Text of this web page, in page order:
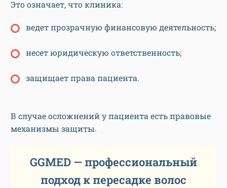
Это означает, что клиника:
ведет прозрачную финансовую деятельность;
несет юридическую ответственность;
защищает права пациента.
В случае осложнений у пациента есть правовые
механизмы защиты.
GGMED — профессиональный
подход к пересадке волос